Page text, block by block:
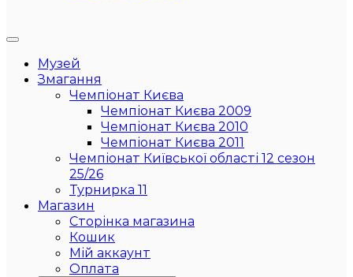
Музей
Змагання
Чемпіонат Києва
Чемпіонат Києва 2009
Чемпіонат Києва 2010
Чемпіонат Києва 2011
Чемпіонат Київської області 12 сезон
25/26
Турнирка 11
Магазин
Сторінка магазина
Кошик
Мій аккаунт
Оплата